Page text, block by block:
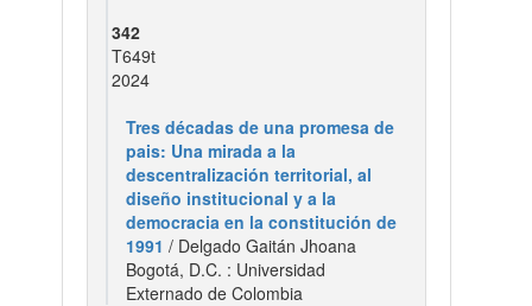
342
T649t
2024
Tres décadas de una promesa de
pais: Una mirada a la
descentralización territorial, al
diseño institucional y a la
democracia en la constitución de
1991 / Delgado Gaitán Jhoana
Bogotá, D.C. : Universidad
Externado de Colombia